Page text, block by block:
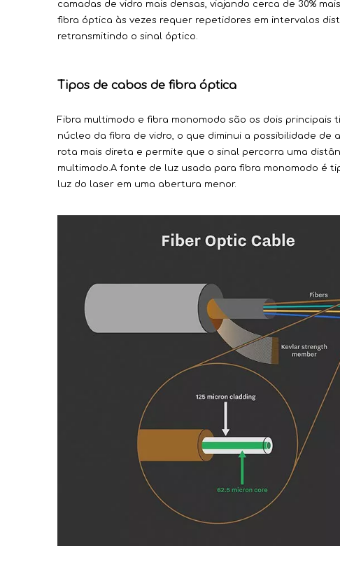
camadas de vidro mais densas, viajando cerca de 30%
fibra óptica às vezes requer repetidores em intervalos
retransmitindo o sinal óptico.
Tipos de cabos de fibra óptica
Fibra multimodo e fibra monomodo são os dois
núcleo da fibra de vidro, o que diminui a possibilidade
rota mais direta e permite que o sinal percorra uma
multimodo.A fonte de luz usada para fibra monomodo é
luz do laser em uma abertura menor.